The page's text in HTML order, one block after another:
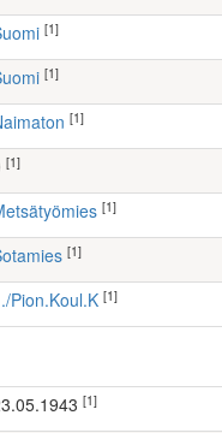
Suomi [1]
Suomi [1]
Naimaton [1]
[1]
metsätyömies [1]
Sotamies [1]
1./Pion.Koul.K [1]
23.05.1943 [1]